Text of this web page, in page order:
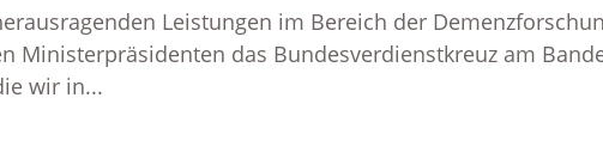
Leistungen im Bereich der
Ministerpräsidenten das Bundesverdienstkreuz am
wir in...